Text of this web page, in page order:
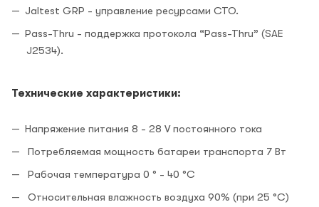
Jaltest GRP - управление ресурсами СТО.
Pass-Thru - поддержка протокола “Pass-Thru” (SAE
J2534).
Технические характеристики:
Напряжение питания 8 - 28 V постоянного тока
Потребляемая мощность батареи транспорта 7 Вт
Рабочая температура 0 ° - 40 °С
Относительная влажность воздуха 90% (при 25 °C)